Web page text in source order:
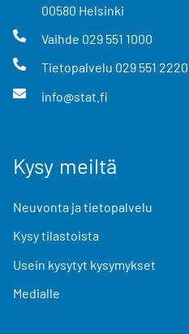
00580 Helsinki
Vaihde 029 551 1000
Tietopalvelu 029 551 2220
info@stat.fi
Kysy meiltä
Neuvonta ja tietopalvelu
Kysy tilastoista
Usein kysytyt kysymykset
Medialle